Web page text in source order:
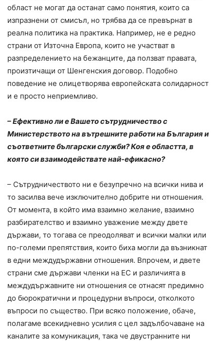
област не могат да останат само понятия, които са
изпразнени от смисъл, но трябва да се превърнат в
реална политика на практика. Например, не е редно
страни от Източна Европа, които не участват в
разпределението на бежанците, да ползват правата,
произтичащи от Шенгенския договор. Подобно
поведение не олицетворява европейската солидарност
и е просто неприемливо.
– Ефективно ли е Вашето сътрудничество с
Министерството на вътрешните работи на България и
съответните български служби? Коя е областта, в
която си взаимодействате най-ефикасно?
– Сътрудничеството ни е безупречно на всички нива и
то засилва вече изключително добрите ни отношения.
От момента, в който има взаимно желание, взаимно
разбирателство и взаимно уважение между двете
държави, то тогава се преодоляват и всички малки или
по-големи препятствия, които биха могли да възникнат
в едни междудържавни отношения. Впрочем, и двете
страни сме държави членки на ЕС и различията в
междудържавните ни отношения се отнасят предимно
до бюрократични и процедурни въпроси, отколкото
въпроси по същество. При всяко положение, обаче,
полагаме всекидневно усилия с цел задълбочаване на
каналите за комуникация, така че двустранните ни